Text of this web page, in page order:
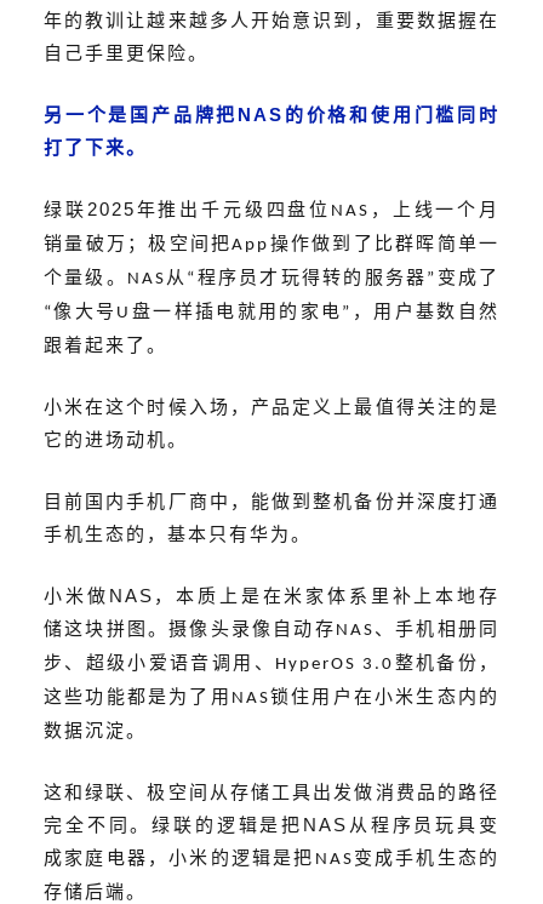
年的教训让越来越多人开始意识到，重要数据握在
自己手里更保险。
另一个是国产品牌把 NAS 的价格和使用门槛同时
打了下来。
绿联2025年推出千元级四盘位 NAS ，上线一个月
销量破万；极空间把App 操作做到了比群晖简单一
个量级。
NAS 从 “ 程序员才玩得转的服务器 ” 变成了
“ 像大号 U 盘一样插电就用的家电 ” ，用户基数自然
跟着起来了。
小米在这个时候入场，产品定义上最值得关注的是
它 的进场动机。
目前国内手机厂商中，能做到整机备份并深度打通
手机生态的，基本只有华为。
小米做 NAS ，本质上是在米家体系里补上本地存
储这块拼图。摄像头录像自动存 NAS 、手机相册同
步、超级小爱语音调用、
HyperOS 3.0 整机备份，
这些功能都是为了用 NAS锁住用户在小米生态内的
数据沉淀。
这和绿联、极空间从存储工具出发做消费品的路径
完全不同。绿联的逻辑是把 NAS 从程序员玩具变
成家庭电器，小米的逻辑是把 NAS 变成手机生态的
存储后端。